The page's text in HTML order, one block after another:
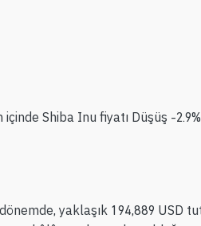
Shiba Inu fiyatı Düşüş -
yaklaşık 194,889 USD